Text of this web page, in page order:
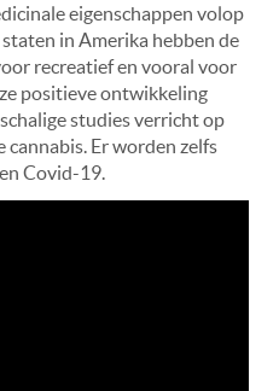
eigenschappen volop
in Amerika hebben de
recreatief en vooral voor
positieve ontwikkeling
studies verricht op
cannabis. Er worden zelfs
Covid-19.